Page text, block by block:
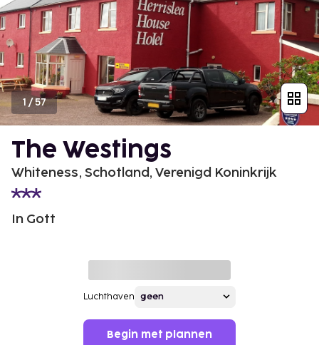
1 /57
The Westings
Whiteness, Schotland, Verenigd Koninkrijk
In Gott
Luchthaven
Begin met plannen